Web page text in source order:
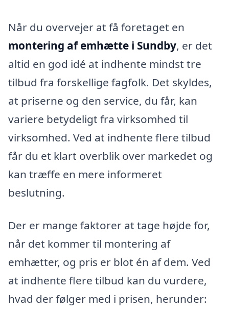
Når du overvejer at få foretaget en
montering af emhætte i Sundby, er det
altid en god idé at indhente mindst tre
tilbud fra forskellige fagfolk. Det skyldes,
at priserne og den service, du får, kan
variere betydeligt fra virksomhed til
virksomhed. Ved at indhente flere tilbud
får du et klart overblik over markedet og
kan træffe en mere informeret
beslutning.
Der er mange faktorer at tage højde for,
når det kommer til montering af
emhætter, og pris er blot én af dem. Ved
at indhente flere tilbud kan du vurdere,
hvad der følger med i prisen, herunder: